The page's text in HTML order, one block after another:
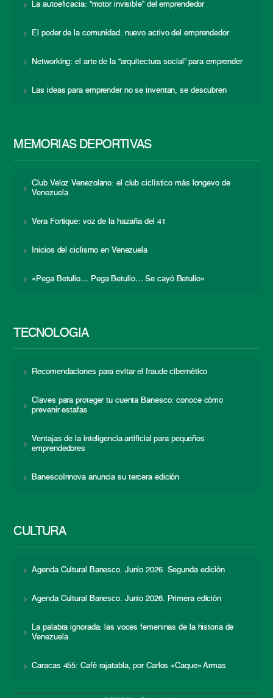
La autoeficacia: “motor invisible” del emprendedor
El poder de la comunidad: nuevo activo del emprendedor
Networking: el arte de la “arquitectura social” para emprender
Las ideas para emprender no se inventan, se descubren
MEMORIAS DEPORTIVAS
Club Veloz Venezolano: el club ciclístico más longevo de
Venezuela
Vera Fortique: voz de la hazaña del 41
Inicios del ciclismo en Venezuela
«Pega Betulio… Pega Betulio… Se cayó Betulio»
TECNOLOGÍA
Recomendaciones para evitar el fraude cibernético
Claves para proteger tu cuenta Banesco: conoce cómo
prevenir estafas
Ventajas de la inteligencia artificial para pequeños
emprendedores
BanescoInnova anuncia su tercera edición
CULTURA
Agenda Cultural Banesco. Junio 2026. Segunda edición
Agenda Cultural Banesco. Junio 2026. Primera edición
La palabra ignorada: las voces femeninas de la historia de
Venezuela
Caracas 455: Café rajatabla, por Carlos «Caque» Armas